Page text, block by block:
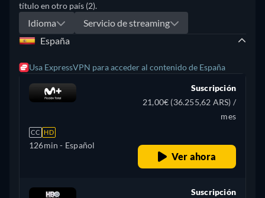
título en otro país (2).
Idioma
Servicio de streaming
España
Usa ExpressVPN para acceder al contenido de España
CC HD
126min - Español
Suscripción
21,00€ (36.255,62 ARS) /
mes
Ver ahora
Suscripción